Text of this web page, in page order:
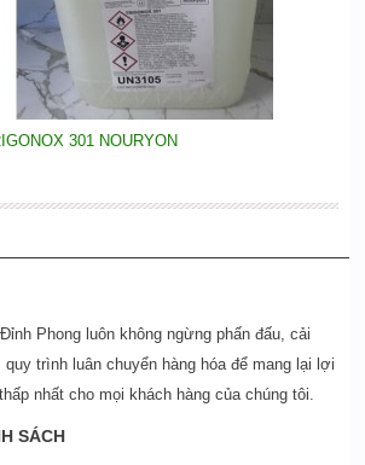
301 NOURYON
Phong luôn không ngừng phấn đấu, cải
trình luân chuyển hàng hóa để mang lại lợi
nhất cho mọi khách hàng của chúng tôi.
SÁCH